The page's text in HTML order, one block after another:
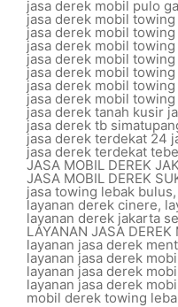
jasa derek mobil pulo
jasa derek mobil towing
jasa derek mobil towing
jasa derek mobil
jasa derek mobil
jasa derek mobil
jasa derek mobil towing
jasa derek mobil
jasa derek tanah kusir
jasa derek tb
jasa derek terdekat 24
jasa derek terdekat
JASA MOBIL DEREK
JASA MOBIL DEREK
jasa towing lebak bulus,
layanan derek cinere,
layanan derek jakarta
LAYANAN JASA DEREK
layanan jasa derek
layanan jasa derek
layanan jasa derek
layanan jasa derek
mobil derek towing